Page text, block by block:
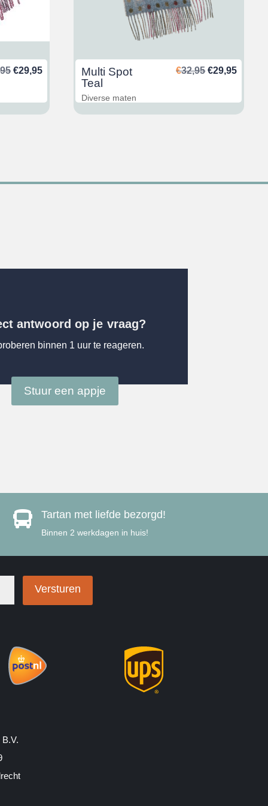
Oorspronkelijke
€32,95.
€29,95Huidige
€29,95.
Multi Spot
Teal
€32,95
€32,95.
€29,95
€29,95.
Diverse maten
antwoord op je vraag?
binnen 1 uur te reageren.
Stuur een appje
 Tartan met liefde bezorgd!
Binnen 2 werkdagen in huis!
Versturen
B.V.